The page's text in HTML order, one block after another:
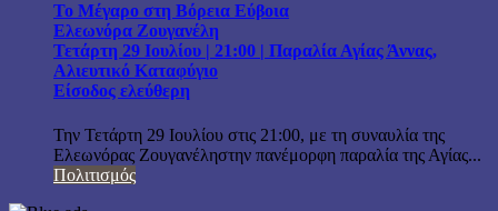
Το Μέγαρο στη Βόρεια Εύβοια
Ελεωνόρα Ζουγανέλη
Τετάρτη 29 Ιουλίου | 21:00 | Παραλία Αγίας Άννας,
Αλιευτικό Καταφύγιο
Είσοδος ελεύθερη
Την Τετάρτη 29 Ιουλίου στις 21:00, με τη συναυλία της
Ελεωνόρας Ζουγανέληστην πανέμορφη παραλία της Αγίας...
Πολιτισμός